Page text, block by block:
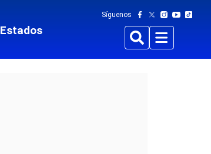
Estados
Síguenos
BuscarMenu